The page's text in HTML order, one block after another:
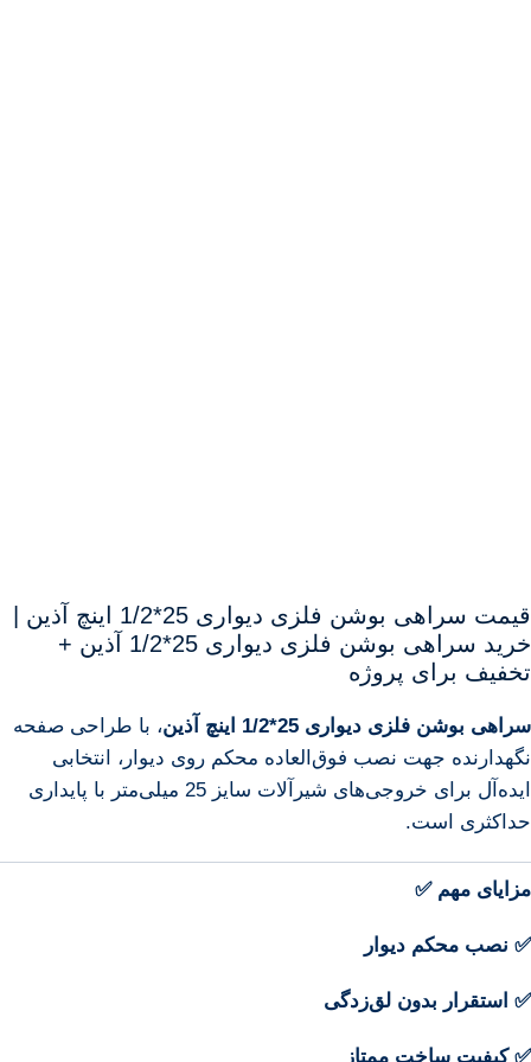
قیمت سراهی بوشن فلزی دیواری 25*1/2 اینچ آذین |
خرید سراهی بوشن فلزی دیواری 25*1/2 آذین +
تخفیف برای پروژه
سراهی بوشن فلزی دیواری 25*1/2 اینچ آذین
، با طراحی صفحه
نگهدارنده جهت نصب فوق‌العاده محکم روی دیوار، انتخابی
ایده‌آل برای خروجی‌های شیرآلات سایز 25 میلی‌متر با پایداری
حداکثری است.
مزایای مهم ✅
✅ نصب محکم دیوار
✅ استقرار بدون لق‌زدگی
✅ کیفیت ساخت ممتاز